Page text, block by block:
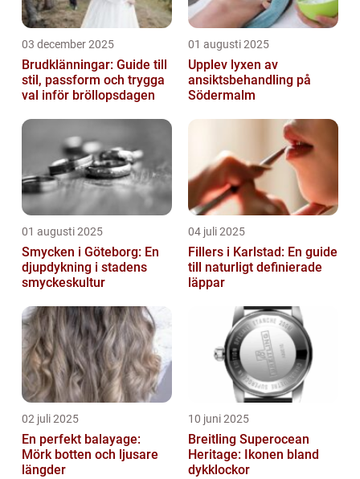
03 december 2025
Brudklänningar: Guide till
stil, passform och trygga
val inför bröllopsdagen
01 augusti 2025
Upplev lyxen av
ansiktsbehandling på
Södermalm
01 augusti 2025
Smycken i Göteborg: En
djupdykning i stadens
smyckeskultur
04 juli 2025
Fillers i Karlstad: En guide
till naturligt definierade
läppar
02 juli 2025
En perfekt balayage:
Mörk botten och ljusare
längder
10 juni 2025
Breitling Superocean
Heritage: Ikonen bland
dykklockor